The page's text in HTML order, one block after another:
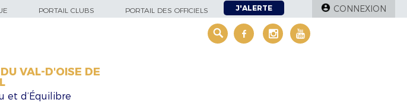
PORTAIL CLUBS PORTAIL DES OFFICIELS J'ALERTE CONNEXION
VAL-D'OISE DE
et d’Équilibre